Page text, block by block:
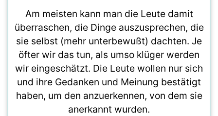
Am meisten kann man die Leute damit
überraschen, die Dinge auszusprechen, die
sie selbst (mehr unterbewußt) dachten. Je
öfter wir das tun, als umso klüger werden
wir eingeschätzt. Die Leute wollen nur sich
und ihre Gedanken und Meinung bestätigt
haben, um den anzuerkennen, von dem sie
anerkannt wurden.